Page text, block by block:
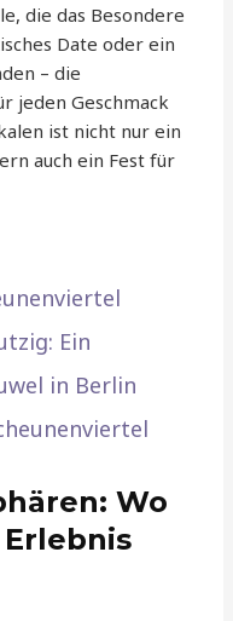
die das Besondere
Date oder ein
– die
jeden Geschmack
ist nicht nur ein
auch ein Fest für
Ein
in Berlin
Wo